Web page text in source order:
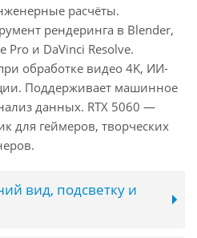
расчёты.
рендеринга в Blender,
Pro и DaVinci Resolve.
обработке видео 4K, ИИ-
Поддерживает машинное
данных. RTX 5060 —
для геймеров, творческих
вид, подсветку и